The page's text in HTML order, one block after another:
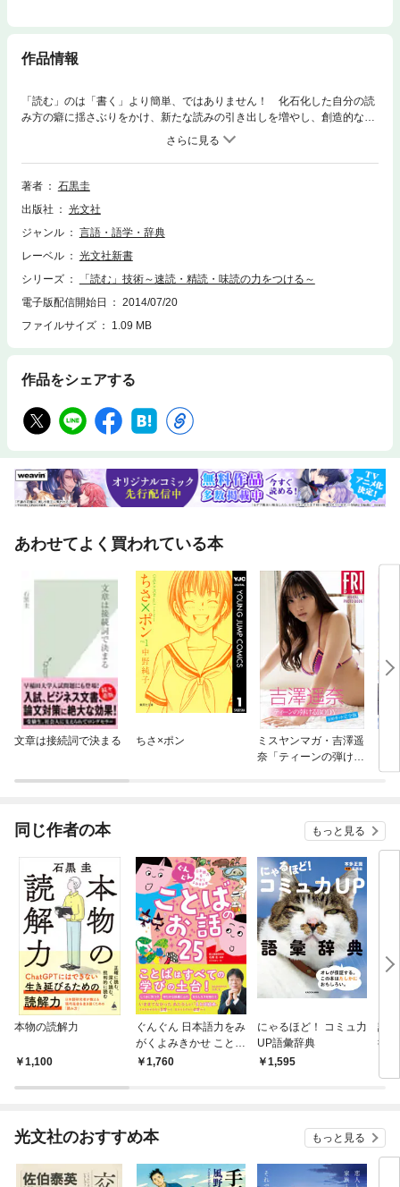
作品情報
「読む」のは「書く」より簡単、ではありません！ 化石化した自分の読
み方の癖に揺さぶりをかけ、新たな読みの引き出しを増やし、創造的な活
動に結びつけるための８つの戦略を解説。
著者
石黒圭
出版社
光文社
ジャンル
言語・語学・辞典
レーベル
光文社新書
シリーズ
「読む」技術～速読・精読・味読の力をつける～
電子版配信開始日
2014/07/20
ファイルサイズ
1.09 MB
作品をシェアする
あわせてよく買われている本
文章は接続詞で決まる ちさ×ポン
ミスヤンマガ・吉澤遥
奈「ティーンの弾ける
ラ
同じ作者の本 もっと見る
本物の読解力
1,100
ぐんぐん 日本語力をみ
がくよみきかせ ことば
のお話25
1,760
にゃるほど！ コミュ力
UP語彙辞典
1,595
読
術
光文社のおすすめ本 もっと見る